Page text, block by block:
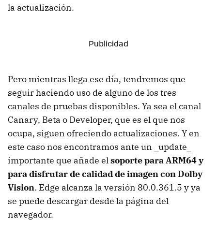
la actualización.
Pero mientras llega ese día, tendremos que
seguir haciendo uso de alguno de los tres
canales de pruebas disponibles. Ya sea el canal
Canary, Beta o Developer, que es el que nos
ocupa, siguen ofreciendo actualizaciones. Y en
este caso nos encontramos ante un _update_
importante que añade elsoporte para ARM64 y
para disfrutar de calidad de imagen con Dolby
Vision. Edge alcanza la versión 80.0.361.5 y ya
se puede descargar desde la página del
navegador.